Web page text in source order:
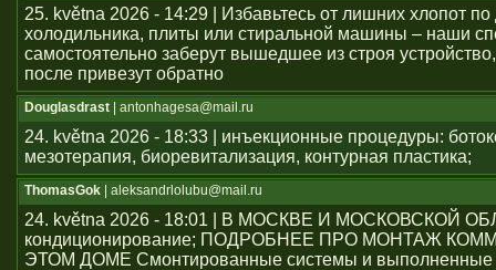
25. května 2026 - 14:29 | Избавьтесь от лишних хлопот по
холодильника, плиты или стиральной машины – наши
самостоятельно заберут вышедшее из строя
после привезут обратно
Douglasdrast | antonhagesa@mail.ru
24. května 2026 - 18:33 | инъекционные процедуры:
мезотерапия, биоревитализация, контурная пластика;
ThomasGok | aleksandrlolubu@mail.ru
24. května 2026 - 18:01 | В МОСКВЕ И МОСКОВСКОЙ
кондиционирование; ПОДРОБНЕЕ ПРО МОНТАЖ
ЭТОМ ДОМЕ Смонтированные системы и выполненные